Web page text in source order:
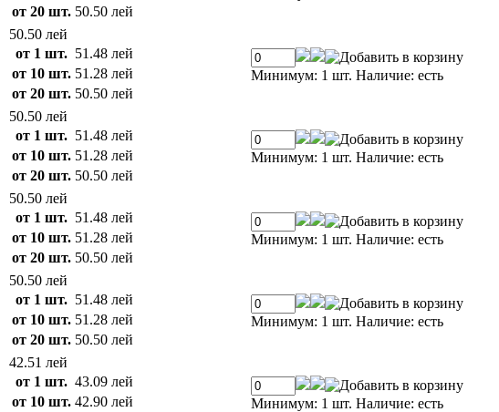
от 20 шт. 50.50 лей
50.50 лей
от 1 шт. 51.48 лей
от 10 шт. 51.28 лей
от 20 шт. 50.50 лей
Минимум: 1 шт. Наличие: есть
50.50 лей
от 1 шт. 51.48 лей
от 10 шт. 51.28 лей
от 20 шт. 50.50 лей
Минимум: 1 шт. Наличие: есть
50.50 лей
от 1 шт. 51.48 лей
от 10 шт. 51.28 лей
от 20 шт. 50.50 лей
Минимум: 1 шт. Наличие: есть
50.50 лей
от 1 шт. 51.48 лей
от 10 шт. 51.28 лей
от 20 шт. 50.50 лей
Минимум: 1 шт. Наличие: есть
42.51 лей
от 1 шт. 43.09 лей
от 10 шт. 42.90 лей
Минимум: 1 шт. Наличие: есть